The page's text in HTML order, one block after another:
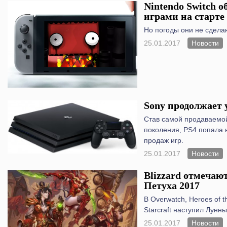
Nintendo Switch
играми на старте
Но погоды они не
25.01.2017
Новости
Sony продолжает
Став самой
поколения, PS4
продаж игр.
25.01.2017
Новости
Blizzard
Петуха 2017
В Overwatch, Heroes of
Starcraft наступил
25.01.2017
Новости